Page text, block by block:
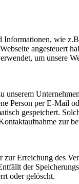
Informationen, wie
angesteuert
um unsere
unserem
Person per E-Mail
gespeichert.
zur
Erreichung des
der
oder gelöscht.